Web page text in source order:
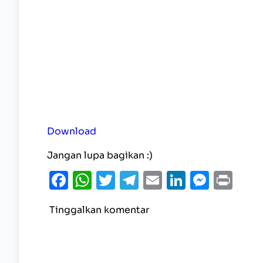
Download
Jangan lupa bagikan :)
Facebook
WhatsApp
Twitter
Telegram
EmailLinkedIn
Tinggalkan komentar